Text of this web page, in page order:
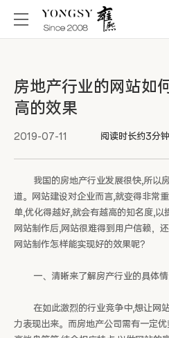
房地产行业的网站如
高的效果
2019-07-11 阅读时长约3分钟
我国的房地产行业发展很快,所以
道。网站建设对企业而言,就变得非常
单,优化得越好,就会有越高的知名度,
网站制作后,网站很难得到用户信赖，
网站制作怎样能实现好的效果呢?
一、清晰来了解房产行业的具体
在如此激烈的行业竞争中,想让网站
力表现出来。而房地产公司需有一定优